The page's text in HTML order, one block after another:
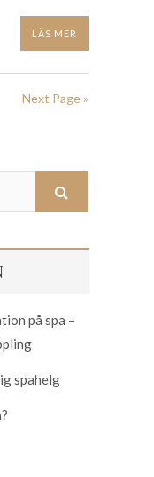
LÄS MER
Next Page »
på spa –
spahelg